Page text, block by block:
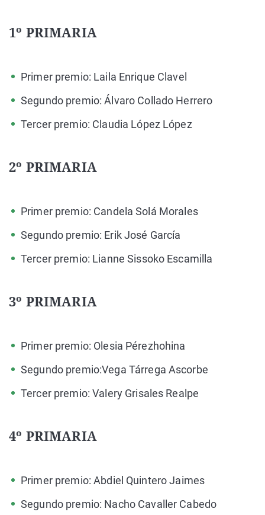
1º PRIMARIA
Primer premio: Laila Enrique Clavel
Segundo premio: Álvaro Collado Herrero
Tercer premio: Claudia López López
2º PRIMARIA
Primer premio: Candela Solá Morales
Segundo premio: Erik José García
Tercer premio: Lianne Sissoko Escamilla
3º PRIMARIA
Primer premio: Olesia Pérezhohina
Segundo premio:Vega Tárrega Ascorbe
Tercer premio: Valery Grisales Realpe
4º PRIMARIA
Primer premio: Abdiel Quintero Jaimes
Segundo premio: Nacho Cavaller Cabedo